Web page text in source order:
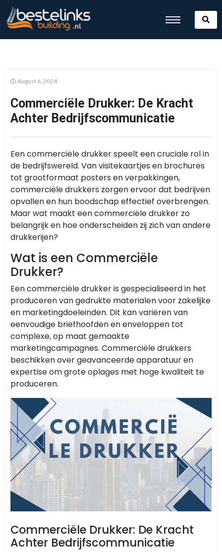
August 6, 2024
Commerciële Drukker: De Kracht
Achter Bedrijfscommunicatie
Een commerciële drukker speelt een cruciale rol in
de bedrijfswereld. Van visitekaartjes en brochures
tot grootformaat posters en verpakkingen,
commerciële drukkers zorgen ervoor dat bedrijven
opvallen en hun boodschap effectief overbrengen.
Maar wat maakt een commerciële drukker zo
belangrijk en hoe onderscheiden zij zich van andere
drukkerijen?
Wat is een Commerciële
Drukker?
Een commerciële drukker is gespecialiseerd in het
produceren van gedrukte materialen voor zakelijke
en marketingdoeleinden. Dit kan variëren van
eenvoudige briefhoofden en enveloppen tot
complexe, op maat gemaakte
marketingcampagnes. Commerciële drukkers
beschikken over geavanceerde apparatuur en
expertise om grote oplages met hoge kwaliteit te
produceren.
Commerciële Drukker: De Kracht
Achter Bedrijfscommunicatie